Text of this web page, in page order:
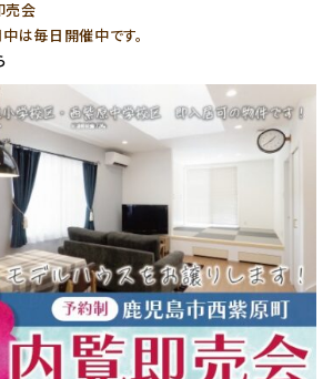
売会
は毎日開催中です。